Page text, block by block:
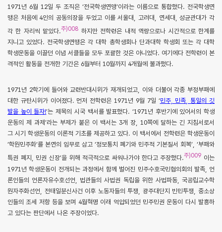
1971년 6월 12일 두 조직은 ‘전국학생연맹’이라는 이름으로 통합했다. 전국학생연
맹은 처음에 4인의 공동의장을 두었고 이를 서울대, 고려대, 연세대, 성균관대가 각
각 한 자리씩 맡았다.주)008 하지만 전학련은 내적 역량으로나 시간적으로 한계를
지니고 있었다. 전국학생연맹은 각 대학 총학생회나 단과대학 학생회 또는 각 대학
학생운동을 이끌던 이념 서클들을 모두 포괄한 것은 아니었다. 여기에다 전학련이 본
격적인 활동을 전개한 기간은 6월부터 10월까지 4개월에 불과했다.
1971년 2학기에 들어와 교련반대시위가 재개되었고, 이와 더불어 각종 부정부패에
대한 규탄시위가 이어졌다. 먼저 전학련은 1971년 9월 7일 ‘민주, 민족, 통일의 깃
발을 높이 들자!’는 제목의 시국 백서를 발표했다. ‘1971년 후반기에 있어서의 학생
운동의 제 과제’라는 부제가 붙은 이 백서는 3개 장, 10쪽에 달하는 긴 지침서로서
그 시기 학생운동의 이론적 기초를 제공하고 있다. 이 백서에서 전학련은 학생운동이
‘학원민주화’를 본연의 임무로 삼고 ‘정보통치 폐기와 민주적 기본질서 회복’, ‘부패와
특권 폐지, 민권 신장’을 위해 적극적으로 싸워나가야 한다고 주장했다.주)009 이는
1971년 학생운동이 전개되는 과정에서 함께 벌어진 민주수호국민협의회의 발족, 언
론인들의 언론자유수호선언, 법관들의 사법권 독립을 위한 사법파동, 국공립교수학
원자주화선언, 전태일분신사건 이후 노동자들의 투쟁, 광주대단지 빈민투쟁, 중소상
인들의 조세 저항 등을 보며 4월혁명 이래 억압되었던 민주민권 운동이 다시 발흥하
고 있다는 판단에서 나온 주장이었다.